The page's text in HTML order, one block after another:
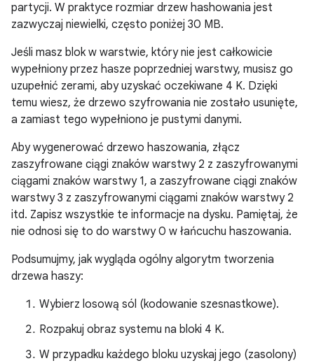
partycji. W praktyce rozmiar drzew hashowania jest
zazwyczaj niewielki, często poniżej 30 MB.
Jeśli masz blok w warstwie, który nie jest całkowicie
wypełniony przez hasze poprzedniej warstwy, musisz go
uzupełnić zerami, aby uzyskać oczekiwane 4 K. Dzięki
temu wiesz, że drzewo szyfrowania nie zostało usunięte,
a zamiast tego wypełniono je pustymi danymi.
Aby wygenerować drzewo haszowania, złącz
zaszyfrowane ciągi znaków warstwy 2 z zaszyfrowanymi
ciągami znaków warstwy 1, a zaszyfrowane ciągi znaków
warstwy 3 z zaszyfrowanymi ciągami znaków warstwy 2
itd. Zapisz wszystkie te informacje na dysku. Pamiętaj, że
nie odnosi się to do warstwy 0 w łańcuchu haszowania.
Podsumujmy, jak wygląda ogólny algorytm tworzenia
drzewa haszy:
Wybierz losową sól (kodowanie szesnastkowe).
Rozpakuj obraz systemu na bloki 4 K.
W przypadku każdego bloku uzyskaj jego (zasolony)